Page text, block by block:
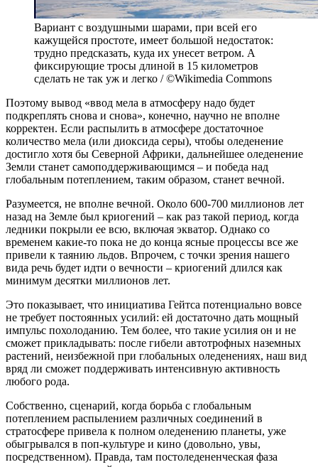
Вариант с воздушными шарами, при всей его
кажущейся простоте, имеет большой недостаток:
трудно предсказать, куда их унесет ветром. А
фиксирующие тросы длиной в 15 километров
сделать не так уж и легко / ©Wikimedia Commons
Поэтому вывод «ввод мела в атмосферу надо будет
подкреплять снова и снова», конечно, научно не вполне
корректен. Если распылить в атмосфере достаточное
количество мела (или диоксида серы), чтобы оледенение
достигло хотя бы Северной Африки, дальнейшее оледенение
Земли станет самоподдерживающимся – и победа над
глобальным потеплением, таким образом, станет вечной.
Разумеется, не вполне вечной. Около 600-700 миллионов лет
назад на Земле был криогений – как раз такой период, когда
ледники покрыли ее всю, включая экватор. Однако со
временем какие-то пока не до конца ясные процессы все же
привели к таянию льдов. Впрочем, с точки зрения нашего
вида речь будет идти о вечности – криогений длился как
минимум десятки миллионов лет.
Это показывает, что инициатива Гейтса потенциально вовсе
не требует постоянных усилий: ей достаточно дать мощный
импульс похолоданию. Тем более, что такие усилия он и не
сможет прикладывать: после гибели автотрофных наземных
растений, неизбежной при глобальных оледенениях, наш вид
вряд ли сможет поддерживать интенсивную активность
любого рода.
Собственно, сценарий, когда борьба с глобальным
потеплением распылением различных соединений в
стратосфере привела к полном оледенению планеты, уже
обыгрывался в поп-культуре и кино (довольно, увы,
посредственном). Правда, там постоледененческая фаза